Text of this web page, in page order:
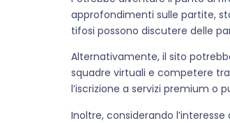
approfondimenti sulle partite,
tifosi possono discutere delle
Alternativamente, il sito
squadre virtuali e competere
l’iscrizione a servizi premium o
Inoltre, considerando